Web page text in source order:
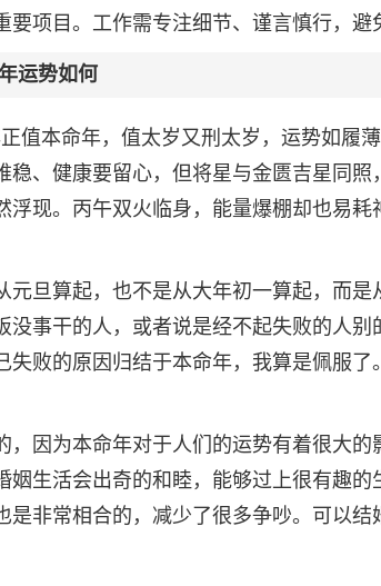
项目。工作需专注细节、谨言慎行，避
运势如何
值本命年，值太岁又刑太岁，运势如履
稳、健康要留心，但将星与金匮吉星同
浮现。丙午双火临身，能量爆棚却也易
元旦算起，也不是从大年初一算起，而
没事干的人，或者说是经不起失败的人
失败的原因归结于本命年，我算是佩服
，因为本命年对于人们的运势有着很大
姻生活会出奇的和睦，能够过上很有趣
是非常相合的，减少了很多争吵。可以